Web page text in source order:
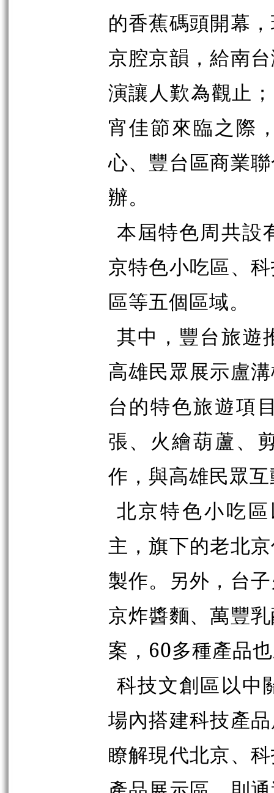
的香蕉碼頭開幕
京腔京韻，給南
演讓人歎為觀止
宵佳節來臨之際
心、豐台區商業
辦。
本屆特色周共設
京特色小吃區、
區等五個區域。
其中，豐台旅遊
高雄民眾展示盧
台的特色旅遊項
張、火繪葫蘆、
作，與高雄民眾
北京特色小吃
主，旗下的老北
製作。另外，台
京炸醬麵、萬豐
案，60多種產品
科技文創區以中
場內搭建科技產
瞭解現代北京、